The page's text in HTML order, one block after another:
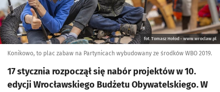
fot. Tomasz Hołod - www.wroclaw.pl
Konikowo, to plac zabaw na Partynicach wybudowany ze środków WBO 2019.
17 stycznia rozpoczął się nabór projektów w 10.
edycji Wrocławskiego Budżetu Obywatelskiego. W